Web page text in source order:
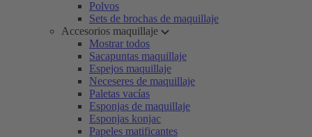
Polvos
Sets de brochas de maquillaje
Accesorios maquillaje
Mostrar todos
Sacapuntas maquillaje
Espejos maquillaje
Neceseres de maquillaje
Paletas vacías
Esponjas de maquillaje
Esponjas konjac
Papeles matificantes